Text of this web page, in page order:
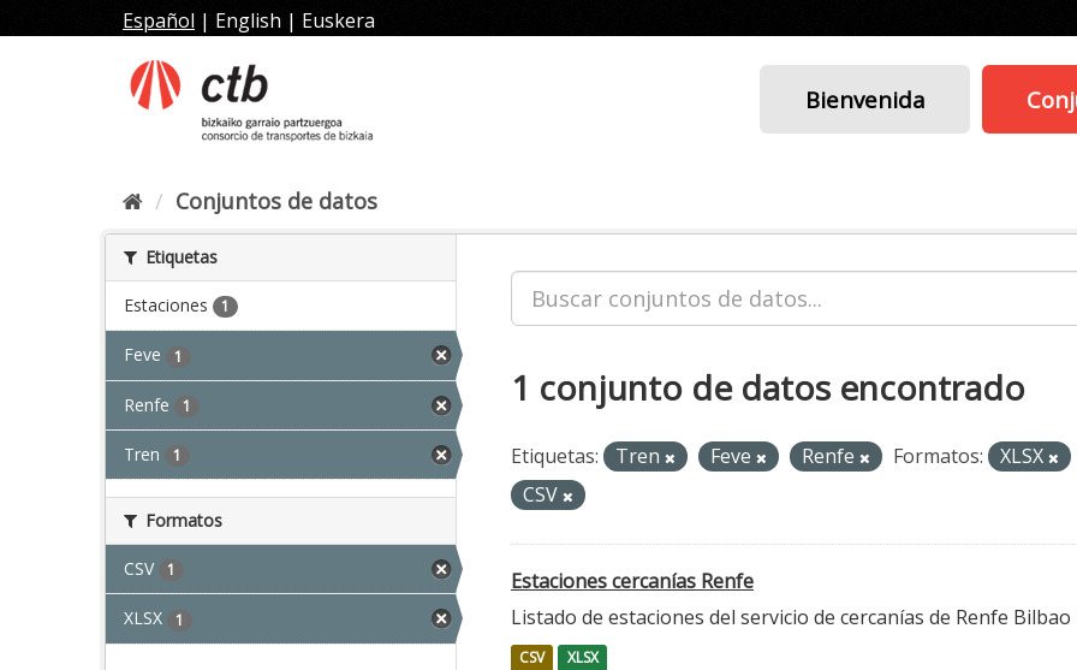
al
Español | English | Euskera
Bienvenida
Conjuntos de datos
Etiquetas
Estaciones 1
Feve 1
Renfe 1
Tren 1
Formatos
CSV 1
XLSX 1
1 conjunto de datos encontrado
Etiquetas: Tren Feve Renfe Formatos:
XLSX
CSV
Estaciones cercanías Renfe
Listado de estaciones del servicio de cercanías de Renfe Bilbao
CSV XLSX